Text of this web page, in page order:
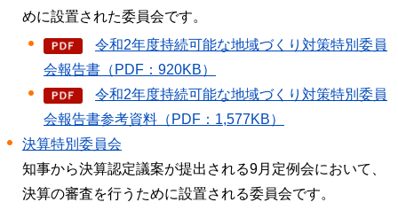
めに設置された委員会です。
令和2年度持続可能な地域づくり対策特別委員
会報告書（PDF：920KB）
令和2年度持続可能な地域づくり対策特別委員
会報告書参考資料（PDF：1,577KB）
決算特別委員会
知事から決算認定議案が提出される9月定例会において、
決算の審査を行うために設置される委員会です。